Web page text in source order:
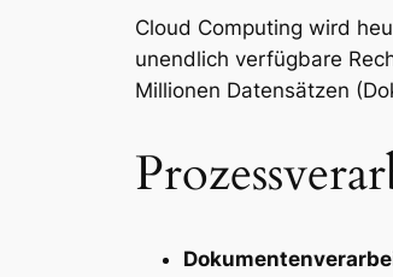
Cloud Computing wird
unendlich verfügbare
Millionen Datensätzen